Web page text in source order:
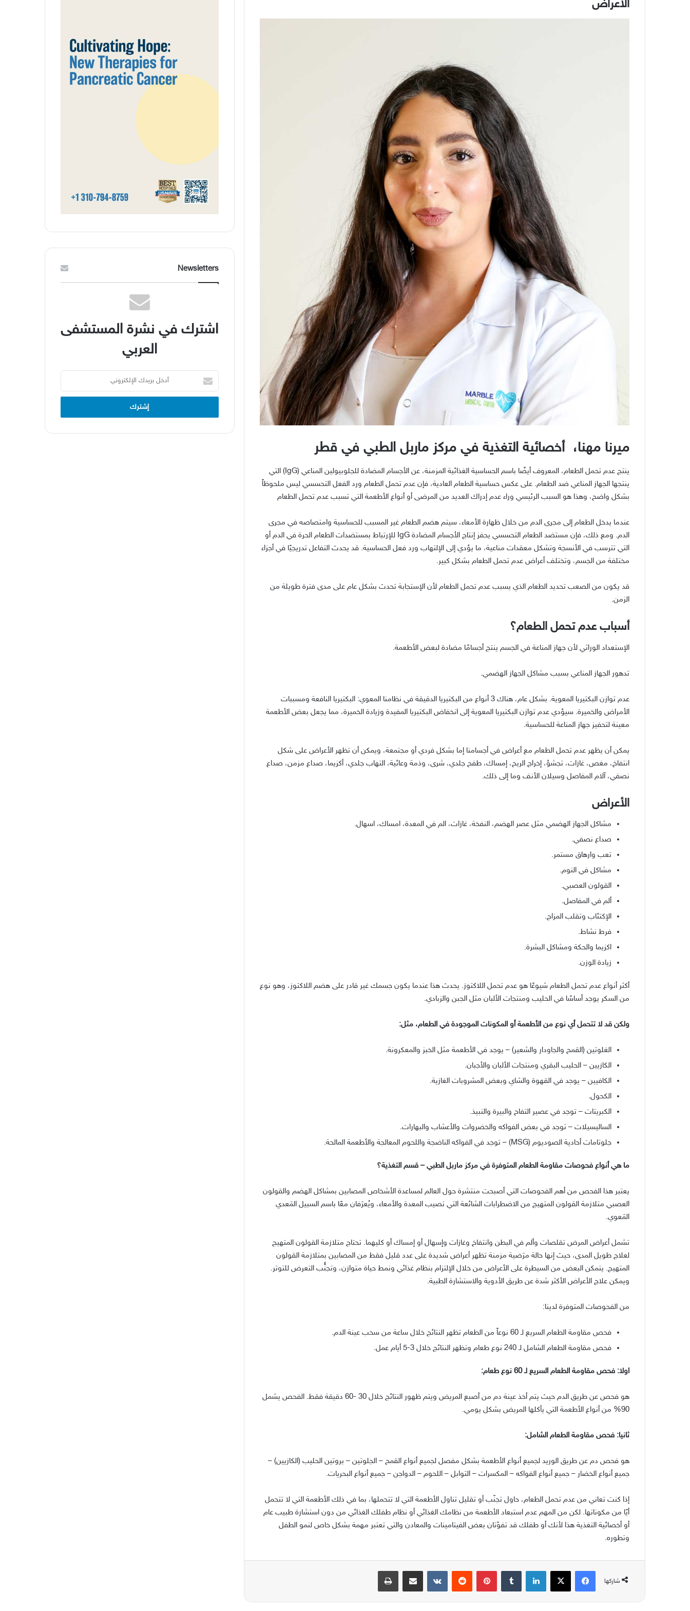
الأعراض
ميرنا مهنا، أخصائية التغذية في مركز ماربل الطبي في قطر
ينتج عدم تحمل الطعام، المعروف أيضًا باسم الحساسية الغذائية المزمنة، عن الأجسام المضادة للجلوبيولين المناعي (IgG)
التي
ينتجها الجهاز المناعي ضد الطعام. على عكس حساسية الطعام العادية، فإن عدم تحمل الطعام ورد الفعل التحسسي ليس ملحوظاً
بشكل واضح، وهذا هو السبب الرئيسي وراء عدم إدراك العديد من المرضى أو أنواع الأطعمة التي تسبب عدم تحمل الطعام
عندما يدخل الطعام إلى مجرى الدم من خلال ظهارة الأمعاء، سيتم هضم الطعام غير المسبب للحساسية وامتصاصه في مجرى
الدم. ومع ذلك، فإن مستضد الطعام التحسسي يحفز إنتاج الأجسام المضادة
للإرتباط بمستضدات الطعام الحرة في الدم أو
التي تترسب في الأنسجة وتشكل معقدات مناعية، ما يؤدي إلى الإلتهاب ورد فعل الحساسية. قد يحدث التفاعل تدريجيًا في أجزاء
مختلفة من الجسم، وتختلف أعراض عدم تحمل الطعام بشكل كبير.
قد يكون من الصعب تحديد الطعام الذي يسبب عدم تحمل الطعام لأن الإستجابة تحدث بشكل عام على مدى فترة طويلة من
الزمن.
أسباب عدم تحمل الطعام؟
الإستعداد الوراثي لأن جهاز المناعة في الجسم ينتج أجسامًا مضادة لبعض الأطعمة.
تدهور الجهاز المناعي بسبب مشاكل الجهاز الهضمي.
عدم توازن البكتيريا المعوية. بشكل عام، هناك أنواع من البكتيريا الدقيقة في نظامنا المعوي: البكتيريا النافعة ومسببات
الأمراض والخميرة. سيؤدي عدم توازن البكتيريا المعوية إلى انخفاض البكتيريا المفيدة وزيادة الخميرة، مما يجعل بعض الأطعمة
معينة لتحفيز جهاز المناعة للحساسية.
يمكن أن يظهر عدم تحمل الطعام مع أعراض في أجسامنا إما بشكل فردي أو مجتمعة، ويمكن أن تظهر الأعراض على شكل
انتفاخ، مغص، غازات، تجشؤ، إخراج الريح، إمساك، طفح جلدي، شرى، وذمة وعائية، التهاب جلدي، أكزيما، صداع مزمن، صداع
نصفي، آلام المفاصل وسيلان الأنف وما إلى ذلك.
الأعراض
مشاكل الجهاز الهضمي مثل عصر الهضم، النفخة، غازات، الم في المعدة، امساك، اسهال.
صداع نصفي.
تعب وارهاق مستمر.
مشاكل في النوم.
القولون العصبي.
ألم في المفاصل.
الإكتئاب وتقلب المزاج.
فرط نشاط.
اكزيما والحكة ومشاكل البشرة.
زيادة الوزن.
أكثر أنواع عدم تحمل الطعام شيوعًا هو عدم تحمل اللاكتوز. يحدث هذا عندما يكون جسمك غير قادر على هضم اللاكتوز، وهو نوع
من السكر يوجد أساسًا في الحليب ومنتجات الألبان مثل الجبن والزبادي.
ولكن قد لا تتحمل أي نوع من الأطعمة أو المكونات الموجودة في الطعام، مثل:
الغلوتين (القمح والجاودار والشعير) – يوجد في الأطعمة مثل الخبز والمعكرونة.
الكازيين – الحليب البقري ومنتجات الألبان والأجبان.
الكافيين – يوجد في القهوة والشاي وبعض المشروبات الغازية.
الكحول.
الكبريتات – توجد في عصير التفاح والبيرة والنبيذ.
الساليسيلات – توجد في بعض الفواكه والخضروات والأعشاب والبهارات.
جلوتامات أحادية الصوديوم (MSG) – توجد في الفواكه الناضجة واللحوم المعالجة والأطعمة المالحة.
ما هي أنواع فحوصات مقاومة الطعام المتوفرة في مركز ماربل الطبي– قسم التغذية؟
يعتبر هذا الفحص من أهم الفحوصات التي أصبحت منتشرة حول العالم لمساعدة الأشخاص المصابين بمشاكل الهضم والقولون
العصبي متلازمة القولون المتهيج من الاضطرابات الشائعة التي تصيب المعدة والأمعاء، ويُعرَفان معًا باسم السبيل المَعدي
المَعوي.
تشمل أعراض المرض تقلصات وألم في البطن وانتفاخ وغازات وإسهال أو إمساك أو كليهما. تحتاج متلازمة القولون المتهيج
لعلاج طويل المدى، حيث إنها حالة مرَضية مزمنة تظهر أعراض شديدة على عدد قليل فقط من المصابين بمتلازمة القولون
المتهيج. يتمكن البعض من السيطرة على الأعراض من خلال الإلتزام بنظام غذائي ونمط حياة متوازن، وتجنُّب التعرض للتوتر.
ويمكن علاج الأعراض الأكثر شدة عن طريق الأدوية والاستشارة الطبية.
من الفحوصات المتوفرة لدينا:
فحص مقاومة الطعام السريع لـ60 نوعاً من الطعام تظهر النتائج خلال ساعة من سحب عينة الدم.
فحص مقاومة الطعام الشامل لـ240 نوع طعام وتظهر النتائج خلال أيام عمل.
اولا: فحص مقاومة الطعام السريع لـ60 نوع طعام:
هو فحص عن طريق الدم حيث يتم أخذ عينة دم من أصبع المريض ويتم ظهور النتائج خلال دقيقة فقط. الفحص يشمل
90%
من أنواع الأطعمة التي يأكلها المريض بشكل يومي.
ثانيا: فحص مقاومة الطعام الشامل:
هو فحص دم عن طريق الوريد لجميع أنواع الأطعمة بشكل مفصل لجميع أنواع القمح – الجلوتين – بروتين الحليب (الكازيين) –
جميع أنواع الخضار – جميع أنواع الفواكه – المكسرات – التوابل – اللحوم – الدواجن – جميع أنواع البحريات.
إذا كنت تعاني من عدم تحمل الطعام، حاول تجنّب أو تقليل تناول الأطعمة التي لا تتحملها، بما في ذلك الأطعمة التي لا تتحمل
أيًا من مكوناتها. لكن من المهم عدم استبعاد الأطعمة من نظامك الغذائي أو نظام طفلك الغذائي من دون استشارة طبيب عام
أو أخصائية التغذية هذا لأنك أو طفلك قد تفوّتان بعض الفيتامينات والمعادن والتي تعتبر مهمة بشكل خاص لنمو الطفل
وتطوره.
شاركها
فيسبوك‫X لينكدإن بينتيريست مشاركة عبر البريد طباعة
Newsletters
اشترك في نشرة المستشفى
العربي
بريدك
الإلكتروني